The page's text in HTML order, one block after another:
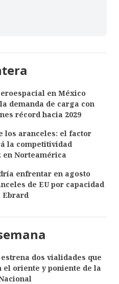
en México
demanda de carga con
récord hacia 2029
los aranceles: el factor
la competitividad
en Norteamérica
enfrentar en agosto
de EU por capacidad
Ebrard
dos vialidades que
el oriente y poniente de la